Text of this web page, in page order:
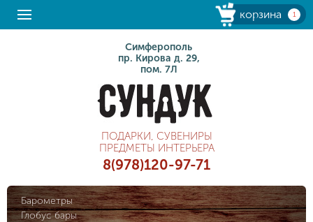
корзина 1
Симферополь
пр. Кирова д. 29,
пом. 7Л
ПОДАРКИ, СУВЕНИРЫ
ПРЕДМЕТЫ ИНТЕРЬЕРА
8(978)120-97-71
Барометры
Глобус бары